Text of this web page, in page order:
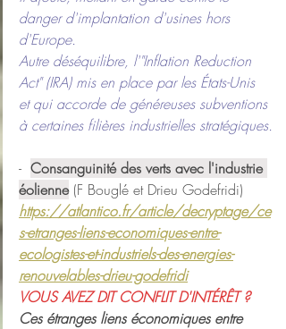
danger d'implantation d'usines hors
d'Europe.
Autre déséquilibre, l'"Inflation Reduction
Act" (IRA) mis en place par les États-Unis
et qui accorde de généreuses subventions
à certaines filières industrielles stratégiques.
- Consanguinité des verts avec l'industrie
éolienne (F Bouglé et Drieu Godefridi)
https://atlantico.fr/article/decryptage/ce
s-etranges-liens-economiques-entre-
ecologistes-et-industriels-des-energies-
renouvelables-drieu-godefridi
VOUS AVEZ DIT CONFLIT D'INTÉRÊT ?
Ces étranges liens économiques entre